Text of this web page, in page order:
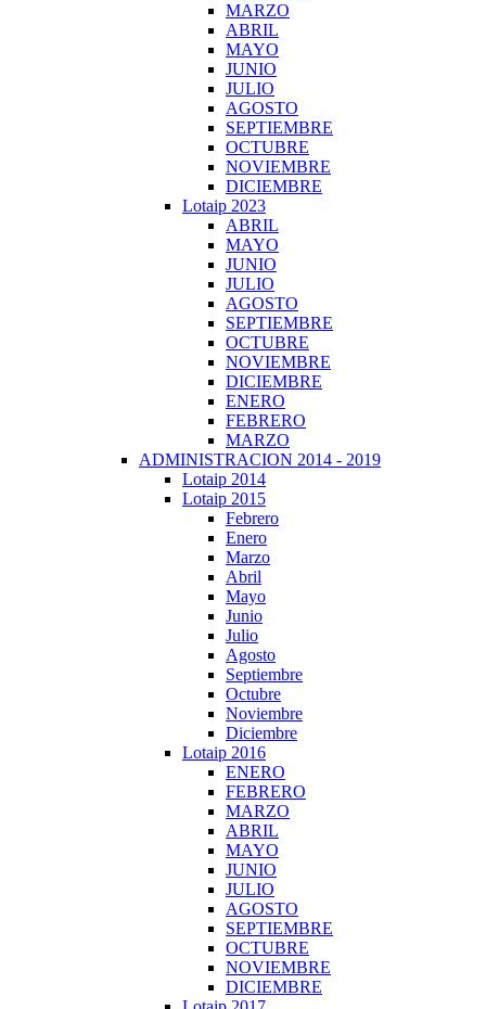
MARZO
ABRIL
MAYO
JUNIO
JULIO
AGOSTO
SEPTIEMBRE
OCTUBRE
NOVIEMBRE
DICIEMBRE
Lotaip 2023
ABRIL
MAYO
JUNIO
JULIO
AGOSTO
SEPTIEMBRE
OCTUBRE
NOVIEMBRE
DICIEMBRE
ENERO
FEBRERO
MARZO
ADMINISTRACION 2014 - 2019
Lotaip 2014
Lotaip 2015
Febrero
Enero
Marzo
Abril
Mayo
Junio
Julio
Agosto
Septiembre
Octubre
Noviembre
Diciembre
Lotaip 2016
ENERO
FEBRERO
MARZO
ABRIL
MAYO
JUNIO
JULIO
AGOSTO
SEPTIEMBRE
OCTUBRE
NOVIEMBRE
DICIEMBRE